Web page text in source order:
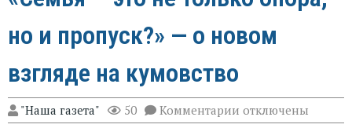
но и пропуск?» — о новом
взгляде на кумовство
"Наша газета" 50 Комментарии к
записи
отключены